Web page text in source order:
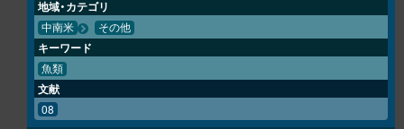
地域・カテゴリ
中南米 その他
キーワード
魚類
文献
08